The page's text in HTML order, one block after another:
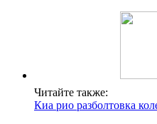
Читайте также:
Киа рио разболтовка